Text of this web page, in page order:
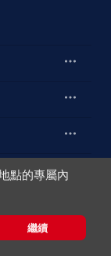
點的專屬內
繼續